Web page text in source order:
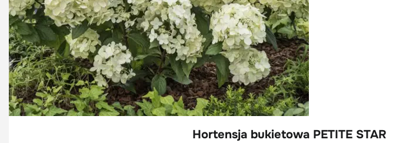
Hortensja bukietowa PETITE STAR